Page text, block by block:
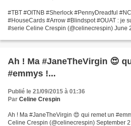
#TBT #OITNB #Sherlock #PennyDreadful
#HouseCards #Arrow #Blindspot #OUAT : je
#serie Celine Crespin (@celinecrespin) June
Ah ! Ma #JaneTheVirgin 😍
#emmys !...
Publié le 21/09/2015 à 01:36
Par Celine Crespin
Ah ! Ma #JaneTheVirgin 😍 qui remet un
Celine Crespin (@celinecrespin) September